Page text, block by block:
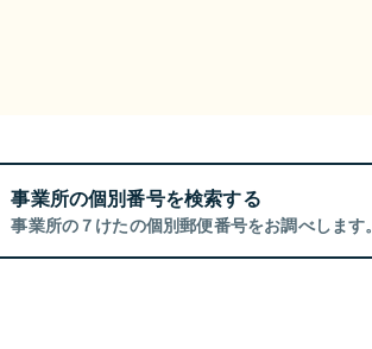
事業所の個別番号を検索する
事業所の７けたの個別郵便番号をお調べします。